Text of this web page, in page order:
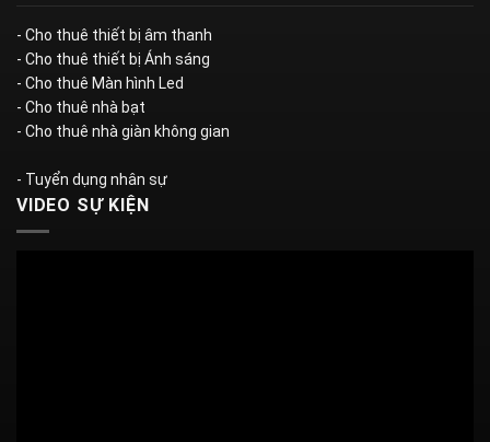
- Cho thuê thiết bị âm thanh
- Cho thuê thiết bị Ánh sáng
- Cho thuê Màn hình Led
- Cho thuê nhà bạt
- Cho thuê nhà giàn không gian
- Tuyển dụng nhân sự
VIDEO SỰ KIỆN